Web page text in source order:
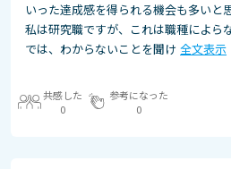
いった達成感を得られる機会も多いと
私は研究職ですが、これは職種によら
では、わからないことを聞け 全文表示
共感した
0
参考になった
0